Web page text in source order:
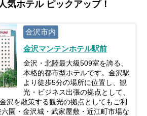
気ホテル ピックアップ！
金沢市内
金沢マンテンホテル駅前
金沢・北陸最大級509室を誇る、
本格的都市型ホテルです。金沢駅
より徒歩5分の場所に位置し、観
光・ビジネス出張の拠点として、
沢を散策する観光の拠点としてもご利
園・金沢城・武家屋敷・近江町市場な